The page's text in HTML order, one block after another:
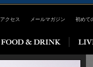
アクセス メールマガジン 初めて